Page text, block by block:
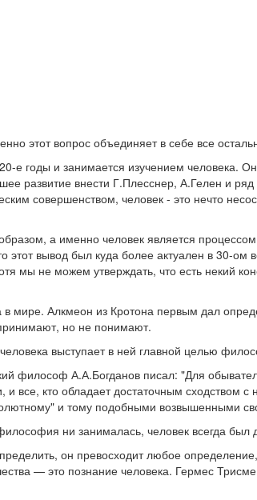
этот вопрос объединяет в себе все
е годы и занимается изучением человека.
развитие внести Г.Плесснер, А.Гелен и ряд
совершенством, человек - это нечто
а именно человек является
вывод был куда более актуален в 30-ом
не можем утверждать, что есть некий
Алкмеон из Кротона первым дал
но не понимают.
выступает в ней главной целью
философ А.А.Богданов писал: "Для
и все, кто обладает достаточным
и тому подобными возвышенными
ни занималась, человек всегда
он превосходит любое
— это познание человека. Гермес